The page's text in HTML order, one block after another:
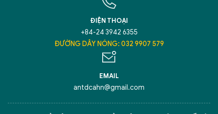
ĐIỆN THOẠI
+84-24 3942 6355
ĐƯỜNG DÂY NÓNG: 032 9907 579
EMAIL
antdcahn@gmail.com